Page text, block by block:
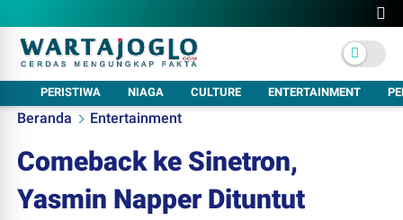
PERISTIWA NIAGA CULTURE ENTERTAINMENT
Beranda Entertainment
Comeback ke Sinetron,
Yasmin Napper Dituntut